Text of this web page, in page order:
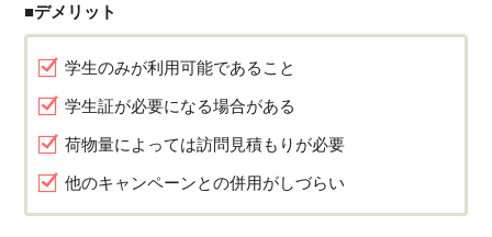
■デメリット
学生のみが利用可能であること
学生証が必要になる場合がある
荷物量によっては訪問見積もりが必要
他のキャンペーンとの併用がしづらい